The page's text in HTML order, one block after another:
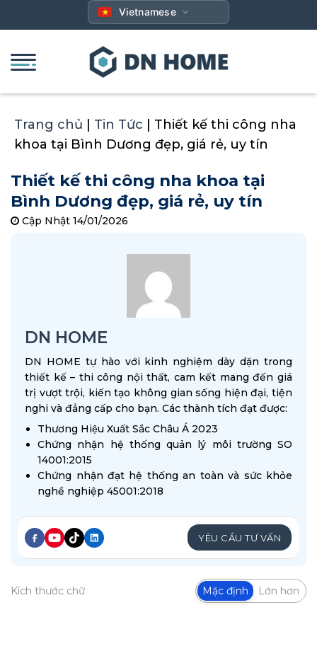
qua
dung
Vietnamese
Trang chủ Tin Tức
Thiết kế thi công nha
khoa tại Bình Dương đẹp, giá rẻ, uy tín
Thiết kế thi công nha khoa tại
Bình Dương đẹp, giá rẻ, uy tín
Cập Nhật 14/01/2026
DN HOME
DN HOME tự hào với kinh nghiệm dày dặn trong
thiết kế – thi công nội thất, cam kết mang đến giá
trị vượt trội, kiến tạo không gian sống hiện đại, tiện
nghi và đẳng cấp cho bạn. Các thành tích đạt được:
Thương Hiệu Xuất Sắc Châu Á 2023
Chứng nhận hệ thống quản lý môi trường SO
14001:2015
Chứng nhận đạt hệ thống an toàn và sức khỏe
nghề nghiệp 45001:2018
YÊU CẦU TƯ VẤN
Kích thước chữ Mặc định Lớn hơn